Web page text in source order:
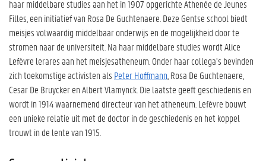
haar middelbare studies aan het in 1907 opgerichte Athenée de Jeunes
Filles, een initiatief van Rosa De Guchtenaere. Deze Gentse school biedt
meisjes volwaardig middelbaar onderwijs en de mogelijkheid door te
stromen naar de universiteit. Na haar middelbare studies wordt Alice
Lefèvre lerares aan het meisjesatheneum. Onder haar collega’s bevinden
zich toekomstige activisten als Peter Hoffmann , Rosa De Guchtenaere,
Cesar De Bruycker en Albert Vlamynck. Die laatste geeft geschiedenis en
wordt in 1914 waarnemend directeur van het atheneum. Lefèvre bouwt
een unieke relatie uit met de doctor in de geschiedenis en het koppel
trouwt in de lente van 1915.